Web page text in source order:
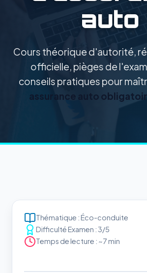
auto
Cours théorique d'autorité,
officielle, pièges de
conseils pratiques pour
assurance auto
Thématique : Éco-conduite
Difficulté Examen : 3/5
Temps de lecture : ~7 min